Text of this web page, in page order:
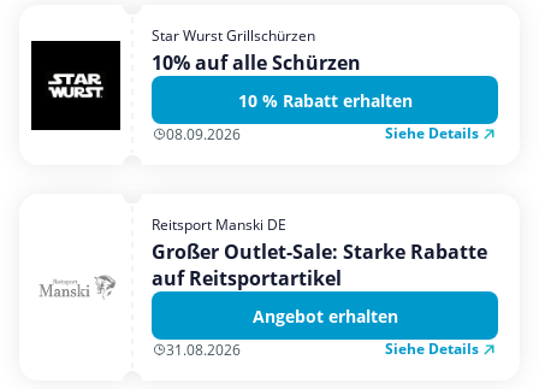
Mobilfunk & Internet
Mode & Accessoires
Shopping
Urlaub & Reise
Star Wurst Grillschürzen
10% auf alle Schürzen
10 % Rabatt erhalten
08.09.2026 Siehe Details
Reitsport Manski DE
Großer Outlet-Sale: Starke Rabatte
auf Reitsportartikel
Angebot erhalten
31.08.2026 Siehe Details